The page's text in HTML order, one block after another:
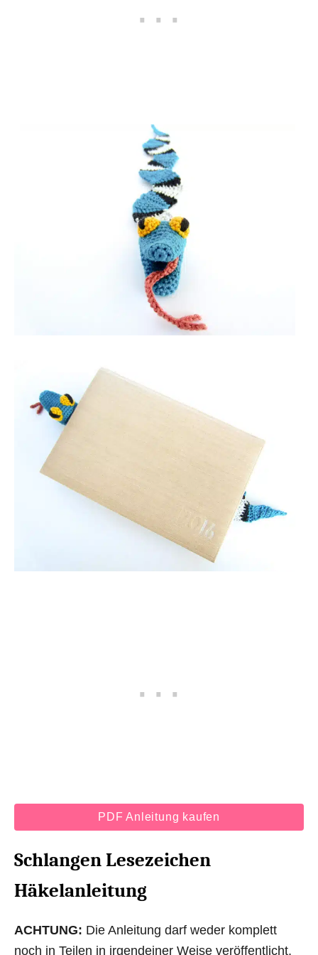
PDF Anleitung kaufen
Schlangen Lesezeichen
Häkelanleitung
ACHTUNG: Die Anleitung darf weder komplett
noch in Teilen in irgendeiner Weise veröffentlicht,